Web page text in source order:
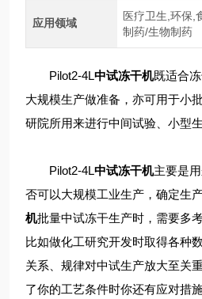
应用领域
医疗卫生,环保,
制药/生物制药
Pilot2-4L中试冻干机既适合
大规模生产做准备，亦可用于小
研院所用来进行中间试验、小型
Pilot2-4L中试冻干机主要是
否可以大规模工业生产，确定生
机批量中试冻干生产时，需要多
比如做化工研究开发时取得各种
关系、规律对中试生产放大至关
了你的工艺条件时你还有应对措施